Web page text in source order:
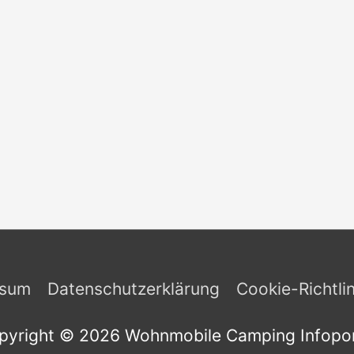
Datenschutzerklärung Cookie-
© 2026 Wohnmobile Camping